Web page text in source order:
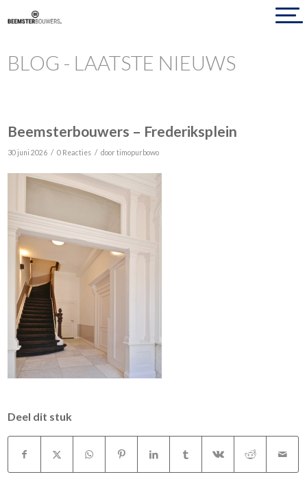
BLOG - LAATSTE NIEUWS
Beemsterbouwers – Frederiksplein
30 juni 2026 / 0 Reacties / doortimopurbowo
Deel dit stuk